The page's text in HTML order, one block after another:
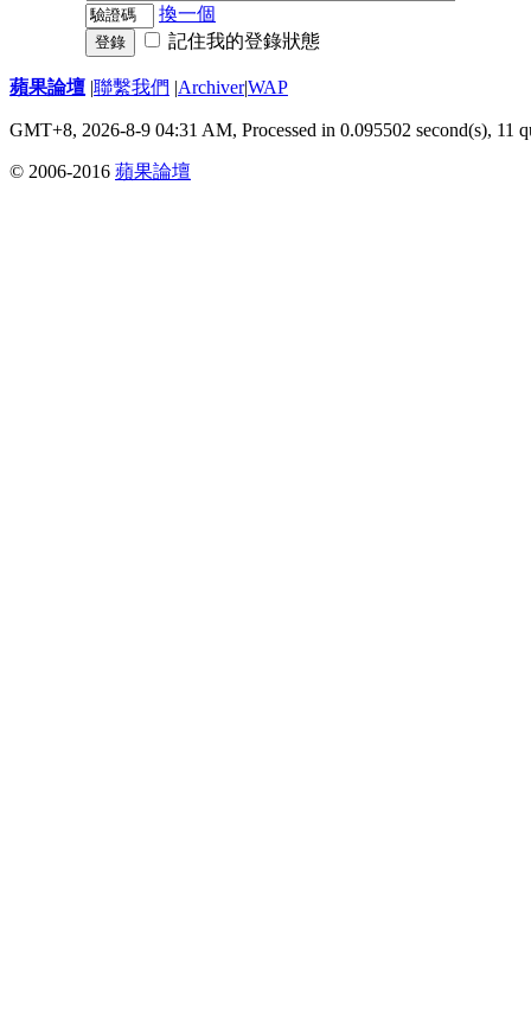
換一個
登錄 記住我的登錄狀態
蘋果論壇 |聯繫我們 |Archiver|WAP
GMT+8, 2026-8-9 04:31 AM, Processed in 0.095502 second(s), 11
© 2006-2016 蘋果論壇